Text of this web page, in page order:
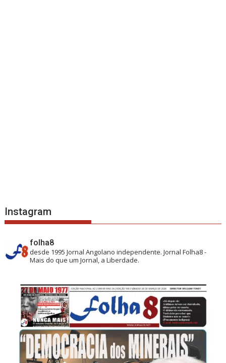
Instagram
folha8
desde 1995 Jornal Angolano independente.Jornal Folha8 -
Mais do que um Jornal, a Liberdade.